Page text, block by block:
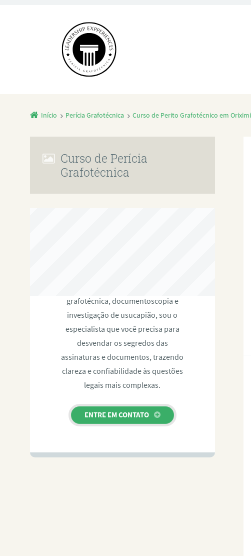
Início Perícia Grafotécnica Curso de Perito Grafotécnico em
Curso de Perícia
Grafotécnica
grafotécnica, documentoscopia e
investigação de usucapião, sou o
especialista que você precisa para
desvendar os segredos das
assinaturas e documentos, trazendo
clareza e confiabilidade às questões
legais mais complexas.
ENTRE EM CONTATO